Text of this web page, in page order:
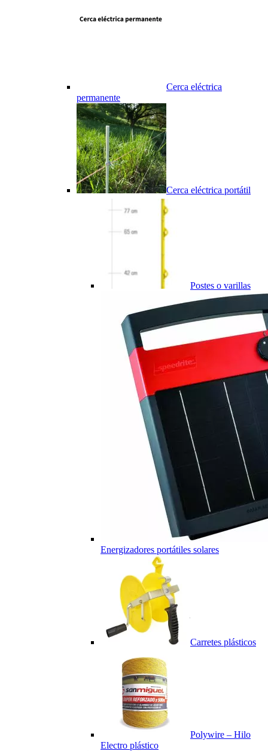
Cerca eléctrica
permanente
Cerca eléctrica portátil
Postes o varillas
Energizadores portátiles solares
Carretes plásticos
Polywire – Hilo
Electro plástico